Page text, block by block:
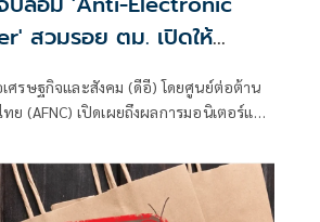
สวมรอย ตม. เปิดให้
คืนจาก 'สแกมเมอร์' ระวัง
ส่วนบุคคล
ศรษฐกิจและสังคม (ดีอี) โดยศูนย์ต่อต้าน
งผลการมอนิเตอร์และ
และภัยทางสังคมของนายไชยชนก ชิดชอบ
รวงดิจิทัลเพื่อเศรษฐกิจและสังคม (ดีอี)
คัญเรื่องการสร้างความตระหนักรู้เท่าทัน